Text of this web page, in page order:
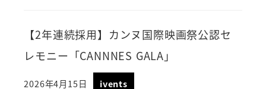
【2年連続採用】カンヌ国際映画祭公認セ
レモニー「CANNNES GALA」
2026年4月15日 ivents